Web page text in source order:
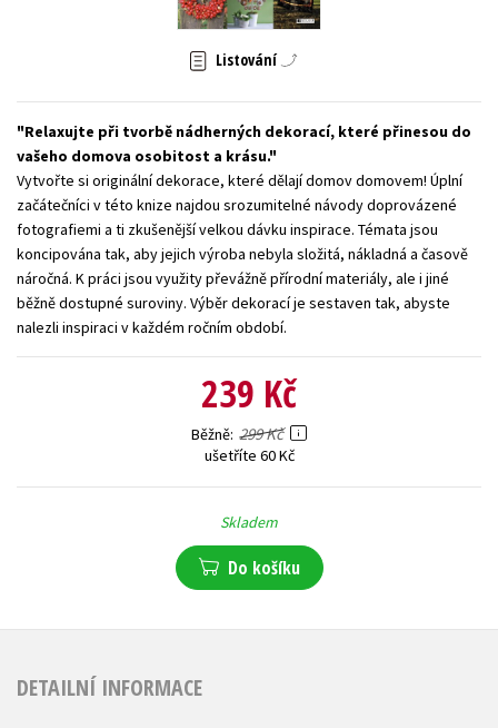
Zahraniční literatura
Listování
Relaxujte při tvorbě nádherných dekorací, které přinesou do
vašeho domova osobitost a krásu.
Vytvořte si originální dekorace, které dělají domov domovem! Úplní
začátečníci v této knize najdou srozumitelné návody doprovázené
fotografiemi a ti zkušenější velkou dávku inspirace. Témata jsou
koncipována tak, aby jejich výroba nebyla složitá, nákladná a časově
náročná. K práci jsou využity převážně přírodní materiály, ale i jiné
běžně dostupné suroviny. Výběr dekorací je sestaven tak, abyste
nalezli inspiraci v každém ročním období.
239 Kč
Běžně 299 Kč
ušetříte 60 Kč
Skladem
Do košíku
DETAILNÍ INFORMACE